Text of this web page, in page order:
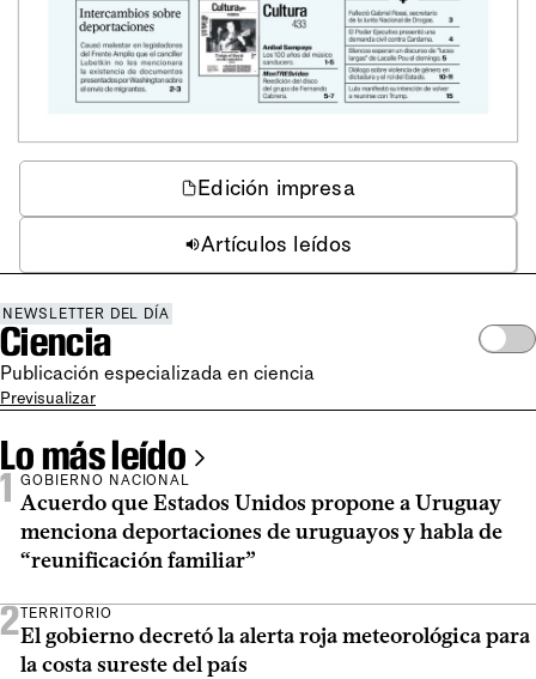
Edición impresa
Artículos leídos
NEWSLETTER DEL DÍA
Ciencia
Publicación especializada en ciencia
Previsualizar
Lo más leído
1 GOBIERNO NACIONAL
Acuerdo que Estados Unidos propone a Uruguay
menciona deportaciones de uruguayos y habla de
“reunificación familiar”
2TERRITORIO
El gobierno decretó la alerta roja meteorológica para
la costa sureste del país